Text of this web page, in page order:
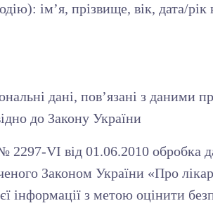
ім’я, прізвище, вік, дата/
дані, пов’язані з даними
до Закону України
2297-VI від 01.06.2010 обробка
Законом України «Про
інформації з метою оцінити